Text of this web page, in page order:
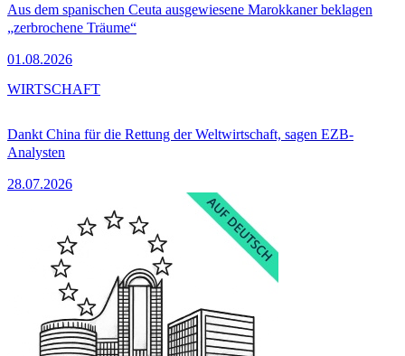
Aus dem spanischen Ceuta ausgewiesene Marokkaner beklagen
„zerbrochene Träume“
01.08.2026
Dankt China für die Rettung der Weltwirtschaft, sagen EZB-
Analysten
28.07.2026
WIRTSCHAFT